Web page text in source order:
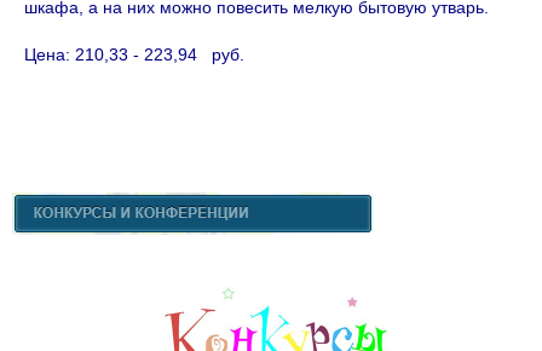
шкафа, а на них можно повесить мелкую бытовую утварь.
Цена: 210,33 - 223,94 руб.